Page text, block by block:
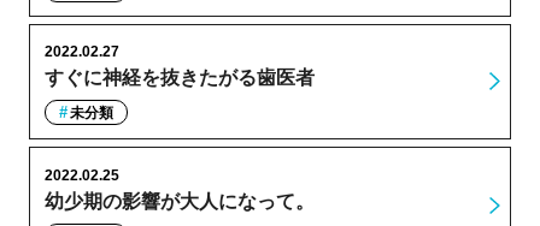
すぐに神経を抜きたがる歯医者
2022.02.27
未分類
幼少期の影響が大人になって。
2022.02.25